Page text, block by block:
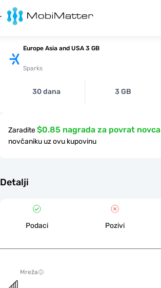
Europe Asia and USA 3 GB
Sparks
30 dana 3 GB
Zaradite$0.85 nagrada za povrat novca
novčaniku uz ovu kupovinu
Detalji
Podaci Pozivi
Mreža